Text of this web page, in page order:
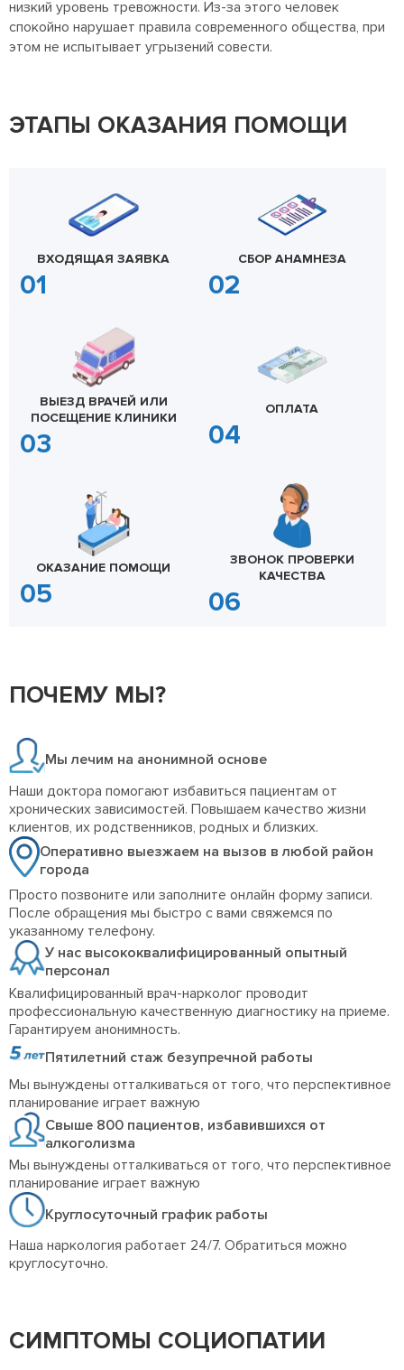
низкий уровень тревожности. Из-за этого человек
спокойно нарушает правила современного общества, при
этом не испытывает угрызений совести.
ЭТАПЫ ОКАЗАНИЯ ПОМОЩИ
ВХОДЯЩАЯ ЗАЯВКА СБОР АНАМНЕЗА
ВЫЕЗД ВРАЧЕЙ ИЛИ
ПОСЕЩЕНИЕ КЛИНИКИ
ОПЛАТА
ОКАЗАНИЕ ПОМОЩИ
ЗВОНОК ПРОВЕРКИ
КАЧЕСТВА
ПОЧЕМУ МЫ?
Мы лечим на анонимной основе
Наши доктора помогают избавиться пациентам от
хронических зависимостей. Повышаем качество жизни
клиентов, их родственников, родных и близких.
Оперативно выезжаем на вызов в любой район
города
Просто позвоните или заполните онлайн форму записи.
После обращения мы быстро с вами свяжемся по
указанному телефону.
У нас высококвалифицированный опытный
персонал
Квалифицированный врач-нарколог проводит
профессиональную качественную диагностику на приеме.
Гарантируем анонимность.
Пятилетний стаж безупречной работы
Мы вынуждены отталкиваться от того, что перспективное
планирование играет важную
Свыше 800 пациентов, избавившихся от
алкоголизма
Мы вынуждены отталкиваться от того, что перспективное
планирование играет важную
Круглосуточный график работы
Наша наркология работает 24/7. Обратиться можно
круглосуточно.
СИМПТОМЫ СОЦИОПАТИИ